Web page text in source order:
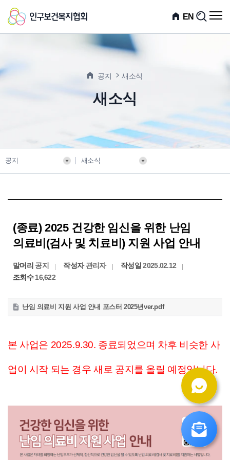
인
구
건
회
EN
검
전
메
공지
새소식
새소식
공지 새소식
(종료) 2025 건강한 임신을 위한 난임
의료비(검사 및 치료비) 지원 사업 안내
말머리 공지 작성자관리자 작성일 2025.02.12
조회수16,622
첨
부
난임 의료비 지원 사업 안내 포스터 2025년ver.pdf
본 사업은 2025.9.30. 종료되었으며 차후 비슷한 사
업이 시작 되는 경우 새로 공지를 올릴 예정입니다.